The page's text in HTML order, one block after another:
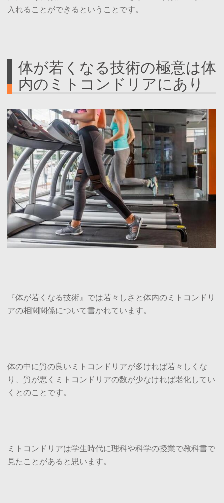
入れることができるということです。
体が若くなる技術の極意は体
内のミトコンドリアにあり
『体が若くなる技術』では若々しさと体内のミトコンドリ
アの相関関係について書かれています。
体の中に質の良いミトコンドリアが多ければ若々しくな
り、質が悪くミトコンドリアの数が少なければ老化してい
くとのことです。
ミトコンドリアは学生時代に理科や科学の授業で教科書で
見たことがあると思います。